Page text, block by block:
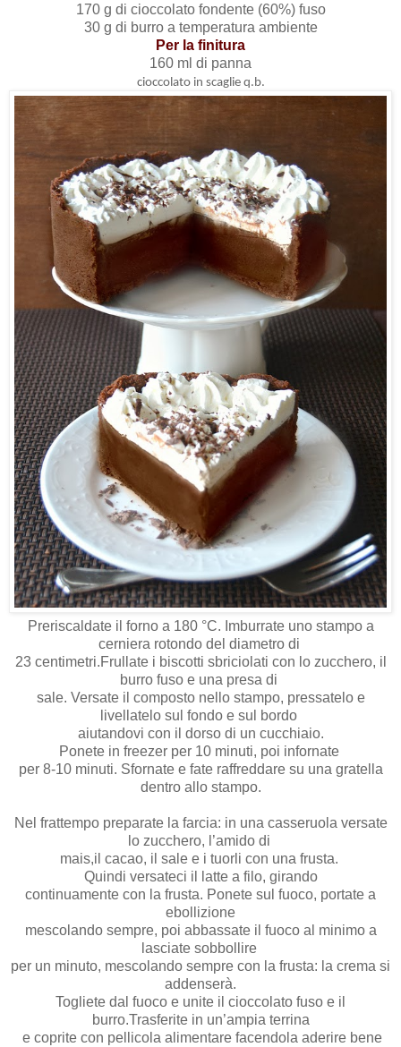
170 g di cioccolato fondente (60%) fuso
30 g di burro a temperatura ambiente
Per la finitura
160 ml di panna
cioccolato in scaglie q.b.
Preriscaldate il forno a 180 °C. Imburrate uno stampo a
cerniera rotondo del diametro di
23 centimetri.Frullate i biscotti sbriciolati con lo zucchero, il
burro fuso e una presa di
sale. Versate il composto nello stampo, pressatelo e
livellatelo sul fondo e sul bordo
aiutandovi con il dorso di un cucchiaio.
Ponete in freezer per 10 minuti, poi infornate
per 8-10 minuti. Sfornate e fate raffreddare su una gratella
dentro allo stampo.
Nel frattempo preparate la farcia: in una casseruola versate
lo zucchero, l’amido di
mais,il cacao, il sale e i tuorli con una frusta.
Quindi versateci il latte a filo, girando
continuamente con la frusta. Ponete sul fuoco, portate a
ebollizione
mescolando sempre, poi abbassate il fuoco al minimo a
lasciate sobbollire
per un minuto, mescolando sempre con la frusta: la crema si
addenserà.
Togliete dal fuoco e unite il cioccolato fuso e il
burro.Trasferite in un’ampia terrina
e coprite con pellicola alimentare facendola aderire bene